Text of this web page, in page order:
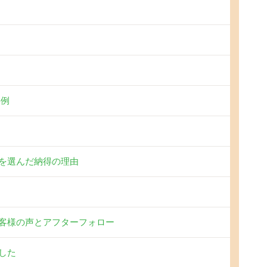
選んだ納得の理由
様の声とアフターフォロー
た